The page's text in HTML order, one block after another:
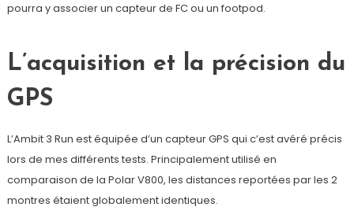
pourra y associer un capteur de FC ou un footpod.
L’acquisition et la précision du
GPS
L’Ambit 3 Run est équipée d’un capteur GPS qui c’est avéré précis
lors de mes différents tests. Principalement utilisé en
comparaison de la Polar V800, les distances reportées par les 2
montres étaient globalement identiques.